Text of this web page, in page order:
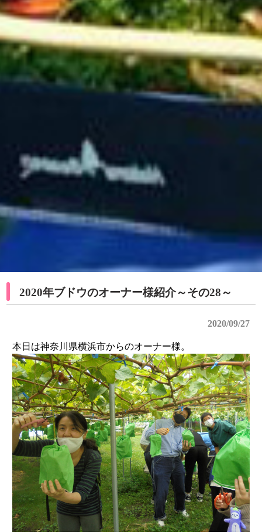
2020年ブドウのオーナー様紹介～その28～
2020/09/27
本日は神奈川県横浜市からのオーナー様。